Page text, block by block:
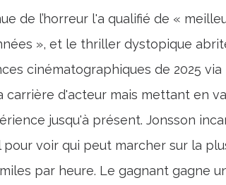
de l’horreur l'a qualifié de «
», et le thriller dystopique
cinématographiques de 2025 via
carrière d'acteur mais mettant en
jusqu'à présent. Jonsson
voir qui peut marcher sur la
par heure. Le gagnant gagne